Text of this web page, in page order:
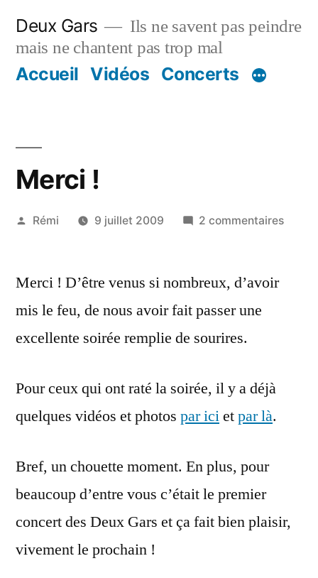
contenu
Deux Gars
Ils ne savent pas peindre
mais ne chantent pas trop mal
Accueil Vidéos Concerts
Merci !
Publié
Rémi 9 juillet 2009 2 commentairessur
Merci ! D’être venus si nombreux, d’avoir
mis le feu, de nous avoir fait passer une
excellente soirée remplie de sourires.
Pour ceux qui ont raté la soirée, il y a déjà
quelques vidéos et photos par icietpar là.
Bref, un chouette moment. En plus, pour
beaucoup d’entre vous c’était le premier
concert des Deux Gars et ça fait bien plaisir,
vivement le prochain !